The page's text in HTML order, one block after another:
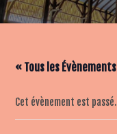
« Tous les Évènements
Cet évènement est passé.